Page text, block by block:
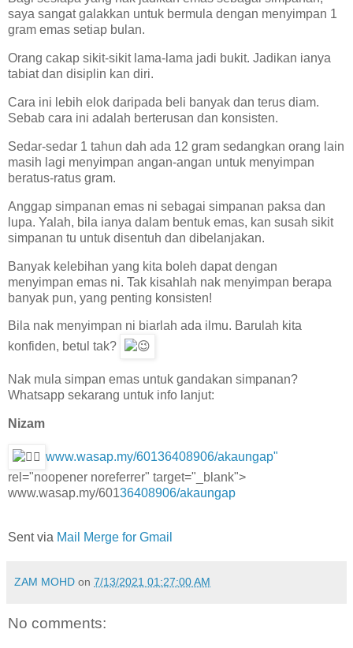
saya sangat galakkan untuk bermula dengan menyimpan 1
gram emas setiap bulan.
Orang cakap sikit-sikit lama-lama jadi bukit. Jadikan ianya
tabiat dan disiplin kan diri.
Cara ini lebih elok daripada beli banyak dan terus diam.
Sebab cara ini adalah berterusan dan konsisten.
Sedar-sedar 1 tahun dah ada 12 gram sedangkan orang lain
masih lagi menyimpan angan-angan untuk menyimpan
beratus-ratus gram.
Anggap simpanan emas ni sebagai simpanan paksa dan
lupa. Yalah, bila ianya dalam bentuk emas, kan susah sikit
simpanan tu untuk disentuh dan dibelanjakan.
Banyak kelebihan yang kita boleh dapat dengan
menyimpan emas ni. Tak kisahlah nak menyimpan berapa
banyak pun, yang penting konsisten!
Bila nak menyimpan ni biarlah ada ilmu. Barulah kita
konfiden, betul tak?
Nak mula simpan emas untuk gandakan simpanan?
Whatsapp sekarang untuk info lanjut:
Nizam
www.wasap.my/60136408906/akaungap"
rel="noopener noreferrer" target="_blank">
www.wasap.my/60136408906/akaungap
Sent via Mail Merge for Gmail
ZAM MOHD on 7/13/2021 01:27:00 AM
No comments: